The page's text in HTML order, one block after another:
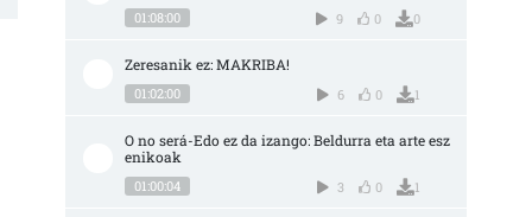
01:08:00 9 0 0
Zeresanik ez: MAKRIBA!
01:02:00 6 0 1
O no será-Edo ez da izango: Beldurra eta arte esz
enikoak
01:00:04 3 0 1